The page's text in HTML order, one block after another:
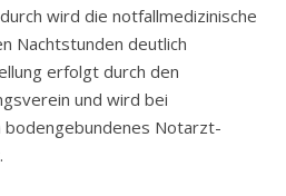
wird die notfallmedizinische
Nachtstunden deutlich
erfolgt durch den
und wird bei
bodengebundenes Notarzt-